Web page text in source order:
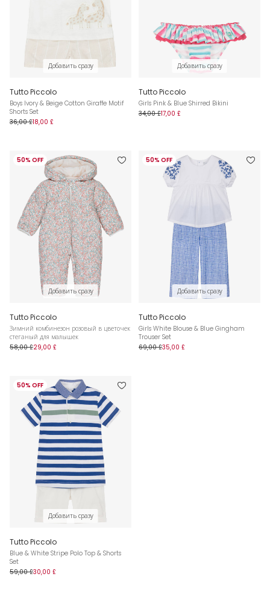
Добавить сразу
Tutto Piccolo
Boys Ivory & Beige Cotton Giraffe Motif
Shorts Set
36,00 £18,00 £
Добавить сразу
Tutto Piccolo
Girls Pink & Blue Shirred Bikini
34,00 £17,00 £
50% OFF
Добавить сразу
Tutto Piccolo
Зимний комбинезон розовый в цветочек
стеганый для малышек
58,00 £29,00 £
50% OFF
Добавить сразу
Tutto Piccolo
Girls White Blouse & Blue Gingham
Trouser Set
69,00 £35,00 £
50% OFF
Добавить сразу
Tutto Piccolo
Blue & White Stripe Polo Top & Shorts
Set
59,00 £30,00 £